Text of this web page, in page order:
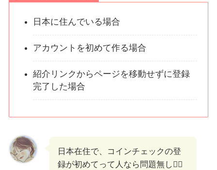
日本に住んでいる場合
アカウントを初めて作る場合
紹介リンクからページを移動せずに登録
完了した場合
日本在住で、コインチェックの登
録が初めてって人なら問題無し🙆‍♀️